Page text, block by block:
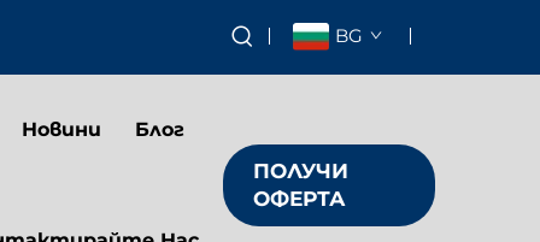
BG
Новини Блог
ПОЛУЧИ
ОФЕРТА